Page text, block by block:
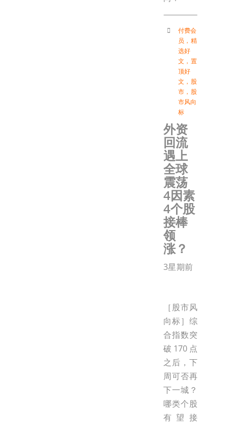
付费会
员 ， 精
选好
文 ， 置
顶好
文 ， 股
市 ， 股
市风向
标
外资
回流
遇上
全球
震荡
4因素
4个股
接棒
领
涨？
3星期前
［股市风
向标］综
合指数突
破170点
之后，下
周可否再
下一城？
哪类个股
有望接